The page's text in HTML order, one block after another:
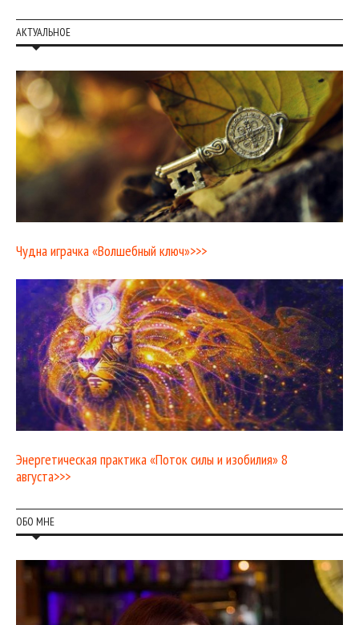
АКТУАЛЬНОЕ
Чудна играчка «Волшебный ключ»>>>
Энергетическая практика «Поток силы и изобилия» 8
августа>>>
ОБО МНЕ